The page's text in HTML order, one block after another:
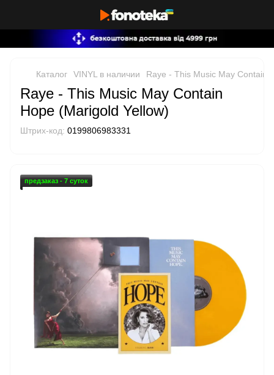
Каталог VINYL в наличии Raye - This Music May Contain
Raye - This Music May Contain
Hope (Marigold Yellow)
Штрих-код: 0199806983331
предзаказ - 7 суток